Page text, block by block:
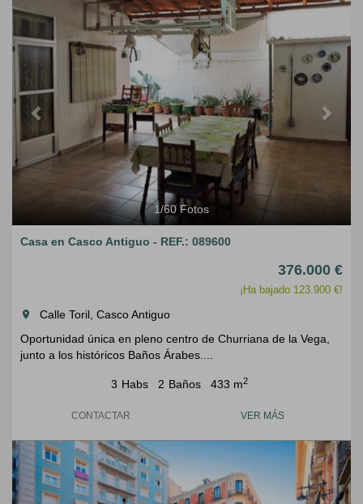
Previous Next
1/60Fotos
Casa en Casco Antiguo - REF.: 089600
376.000 €
¡Ha bajado 123.900 €!
room
Calle Toril, Casco Antiguo
Oportunidad única en pleno centro de Churriana de la Vega,
junto a los históricos Baños Árabes....
3 Habs 2 Baños 433 m2
CONTACTAR VER MÁS
Previous Next